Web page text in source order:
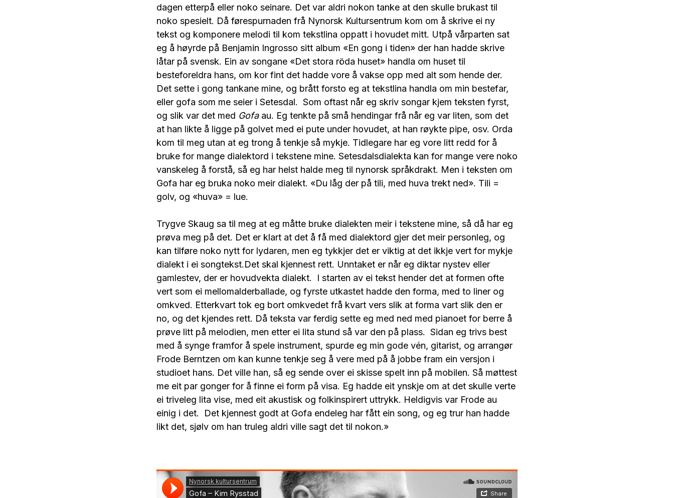
dagen etterpå eller noko seinare. Det var aldri nokon tanke at den skulle brukast til
noko spesielt. Då førespurnaden frå Nynorsk Kultursentrum kom om å skrive ei ny
tekst og komponere melodi til kom tekstlina oppatt i hovudet mitt. Utpå vårparten sat
eg å høyrde på Benjamin Ingrosso sitt album «En gong i tiden» der han hadde skrive
låtar på svensk. Ein av songane «Det stora röda huset» handla om huset til
besteforeldra hans, om kor fint det hadde vore å vakse opp med alt som hende der.
Det sette i gong tankane mine, og brått forsto eg at tekstlina handla om min bestefar,
eller gofa som me seier i Setesdal. Som oftast når eg skriv songar kjem teksten fyrst,
og slik var det med Gofaau. Eg tenkte på små hendingar frå når eg var liten, som det
at han likte å ligge på golvet med ei pute under hovudet, at han røykte pipe, osv. Orda
kom til meg utan at eg trong å tenkje så mykje. Tidlegare har eg vore litt redd for å
bruke for mange dialektord i tekstene mine. Setesdalsdialekta kan for mange vere noko
vanskeleg å forstå, så eg har helst halde meg til nynorsk språkdrakt. Men i teksten om
Gofa har eg bruka noko meir dialekt. «Du låg der på tili, med huva trekt ned». Tili =
golv, og «huva» = lue.
Trygve Skaug sa til meg at eg måtte bruke dialekten meir i tekstene mine, så då har eg
prøva meg på det. Det er klart at det å få med dialektord gjer det meir personleg, og
kan tilføre noko nytt for lydaren, men eg tykkjer det er viktig at det ikkje vert for mykje
dialekt i ei songtekst.Det skal kjennest rett. Unntaket er når eg diktar nystev eller
gamlestev, der er hovudvekta dialekt. I starten av ei tekst hender det at formen ofte
vert som ei mellomalderballade, og fyrste utkastet hadde den forma, med to liner og
omkved. Etterkvart tok eg bort omkvedet frå kvart vers slik at forma vart slik den er
no, og det kjendes rett. Då teksta var ferdig sette eg med ned med pianoet for berre å
prøve litt på melodien, men etter ei lita stund så var den på plass. Sidan eg trivs best
med å synge framfor å spele instrument, spurde eg min gode vén, gitarist, og arrangør
Frode Berntzen om kan kunne tenkje seg å vere med på å jobbe fram ein versjon i
studioet hans. Det ville han, så eg sende over ei skisse spelt inn på mobilen. Så møttest
me eit par gonger for å finne ei form på visa. Eg hadde eit ynskje om at det skulle verte
ei triveleg lita vise, med eit akustisk og folkinspirert uttrykk. Heldigvis var Frode au
einig i det. Det kjennest godt at Gofa endeleg har fått ein song, og eg trur han hadde
likt det, sjølv om han truleg aldri ville sagt det til nokon.»